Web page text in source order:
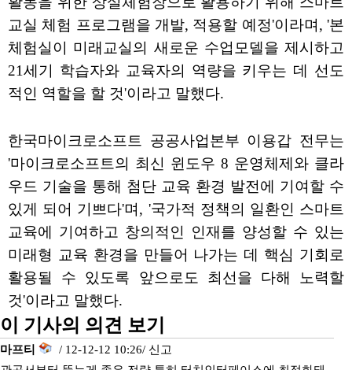
교실 체험 프로그램을 개발, 적용할 예정'이라며, '본
체험실이 미래교실의 새로운 수업모델을 제시하고
21세기 학습자와 교육자의 역량을 키우는 데 선도
적인 역할을 할 것'이라고 말했다.
한국마이크로소프트 공공사업본부 이용갑 전무는
'마이크로소프트의 최신 윈도우 8 운영체제와 클라
우드 기술을 통해 첨단 교육 환경 발전에 기여할 수
있게 되어 기쁘다'며, '국가적 정책의 일환인 스마트
교육에 기여하고 창의적인 인재를 양성할 수 있는
미래형 교육 환경을 만들어 나가는 데 핵심 기회로
활용될 수 있도록 앞으로도 최선을 다해 노력할
것'이라고 말했다.
이 기사의 의견 보기
마프티 / 12-12-12 10:26/ 신고